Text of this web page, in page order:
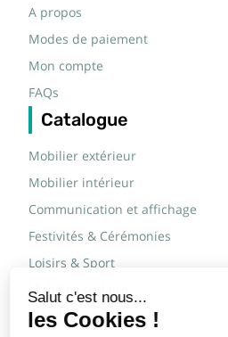
A propos
Modes de paiement
Mon compte
FAQs
Catalogue
Mobilier extérieur
Mobilier intérieur
Communication et affichage
Festivités & Cérémonies
Loisirs & Sport
Mobilier scolaire
Mobilier urbain